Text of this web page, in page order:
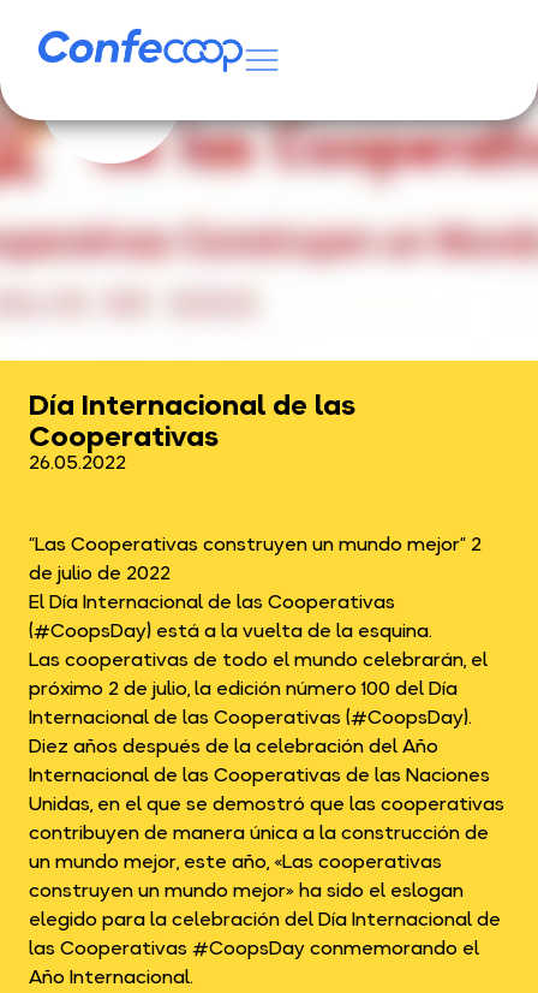
Día Internacional de las
Cooperativas
26.05.2022
“Las Cooperativas construyen un mundo mejor” 2
de julio de 2022
El Día Internacional de las Cooperativas
(#CoopsDay) está a la vuelta de la esquina.
Las cooperativas de todo el mundo celebrarán, el
próximo 2 de julio, la edición número 100 del Día
Internacional de las Cooperativas (#CoopsDay).
Diez años después de la celebración del Año
Internacional de las Cooperativas de las Naciones
Unidas, en el que se demostró que las cooperativas
contribuyen de manera única a la construcción de
un mundo mejor, este año, «Las cooperativas
construyen un mundo mejor» ha sido el eslogan
elegido para la celebración del Día Internacional de
las Cooperativas #CoopsDay conmemorando el
Año Internacional.